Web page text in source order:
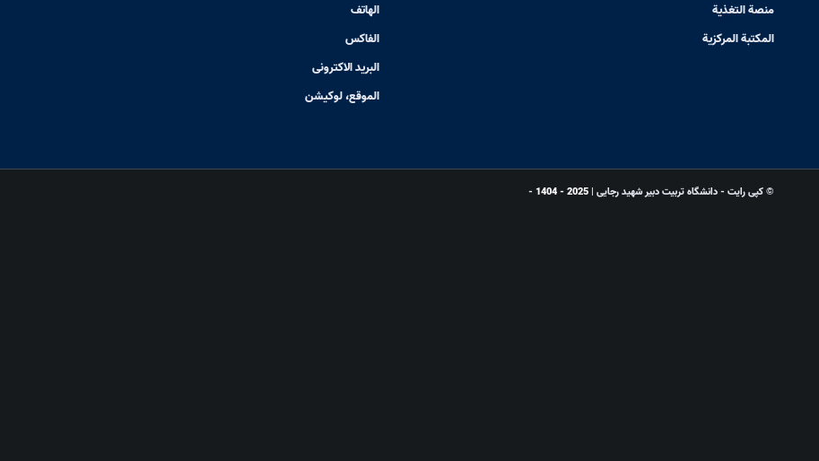
منصة التغذیة
المکتبة المرکزیة
الهاتف
الفاکس
البرید الاکترونی
الموقع، لوکیشن
© کپی رایت - دانشگاه تربیت دبیر شهید رجایی | 2025 - 1404
-